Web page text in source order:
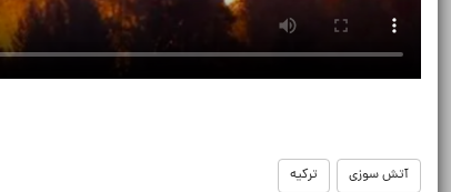
آتش سوزی ترکیه